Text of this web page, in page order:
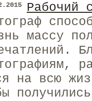
Рабочий
массу
на всю